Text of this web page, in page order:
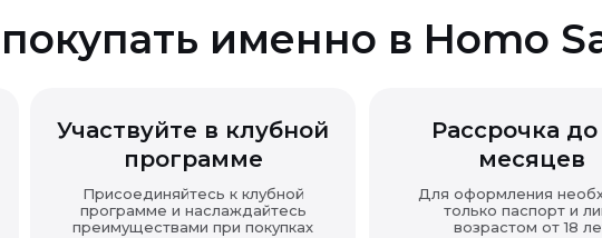
именно в Homo
Рассрочка до
месяцев
Участвуйте в клубной
программе
Присоединяйтесь к клубной
программе и наслаждайтесь
преимуществами при покупках
Для оформления
только паспорт и
возрастом от 18